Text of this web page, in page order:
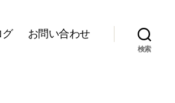
グ お問い合わせ
検索